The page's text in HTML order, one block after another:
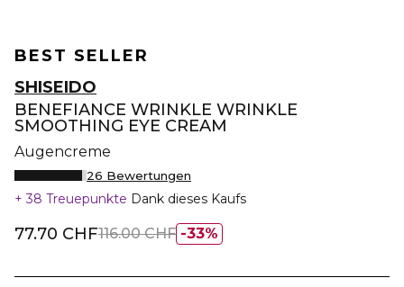
BEST SELLER
SHISEIDO
BENEFIANCE WRINKLE WRINKLE
SMOOTHING EYE CREAM
Augencreme
26 Bewertungen
38 Treuepunkte Dank dieses Kaufs
33%
77.70 CHF116.00 CHF